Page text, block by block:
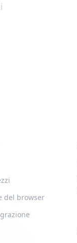
del browser